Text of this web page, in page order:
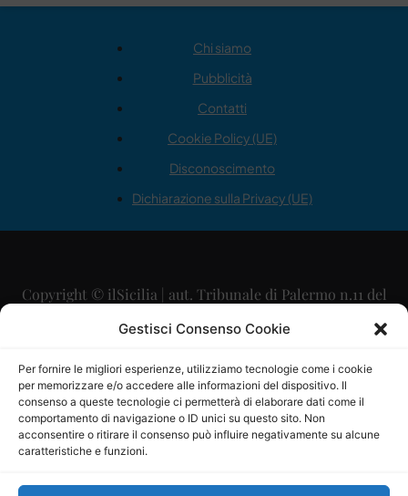
Gestisci Consenso Cookie
Per fornire le migliori esperienze, utilizziamo tecnologie come i cookie
per memorizzare e/o accedere alle informazioni del dispositivo. Il
consenso a queste tecnologie ci permetterà di elaborare dati come il
comportamento di navigazione o ID unici su questo sito. Non
acconsentire o ritirare il consenso può influire negativamente su alcune
caratteristiche e funzioni.
Chi siamo
Pubblicità
Contatti
Cookie Policy (UE)
Disconoscimento
Dichiarazione sulla Privacy (UE)
Copyright © ilSicilia | aut. Tribunale di Palermo n.11 del
29/09/2015
Direttore Editoriale: Maurizio Scaglione
Direttore Responsabile: Maria Calabrese